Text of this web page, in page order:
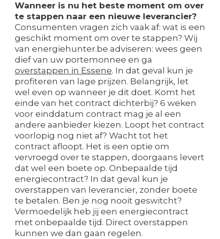
Wanneer is nu het beste moment om over
te stappen naar een nieuwe leverancier?
Consumenten vragen zich vaak af: wat is een
geschikt moment om over te stappen? Wij
van energiehunter.be adviseren: wees geen
dief van uw portemonnee en ga
overstappen in Essene. In dat geval kun je
profiteren van lage prijzen. Belangrijk, let
wel even op wanneer je dit doet. Komt het
einde van het contract dichterbij? 6 weken
voor einddatum contract mag je al een
andere aanbieder kiezen. Loopt het contract
voorlopig nog niet af? Wacht tot het
contract afloopt. Het is een optie om
vervroegd over te stappen, doorgaans levert
dat wel een boete op. Onbepaalde tijd
energiecontract? In dat geval kun je
overstappen van leverancier, zonder boete
te betalen. Ben je nog nooit geswitcht?
Vermoedelijk heb jij een energiecontract
met onbepaalde tijd. Direct overstappen
kunnen we dan gaan regelen.